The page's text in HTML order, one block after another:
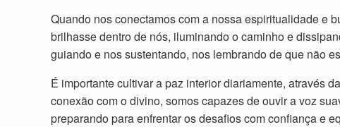
Quando nos conectamos com a nossa espiritualidade e
brilhasse dentro de nós, iluminando o caminho e
guiando e nos sustentando, nos lembrando de que não
É importante cultivar a paz interior diariamente, através
conexão com o divino, somos capazes de ouvir a voz
preparando para enfrentar os desafios com confiança e